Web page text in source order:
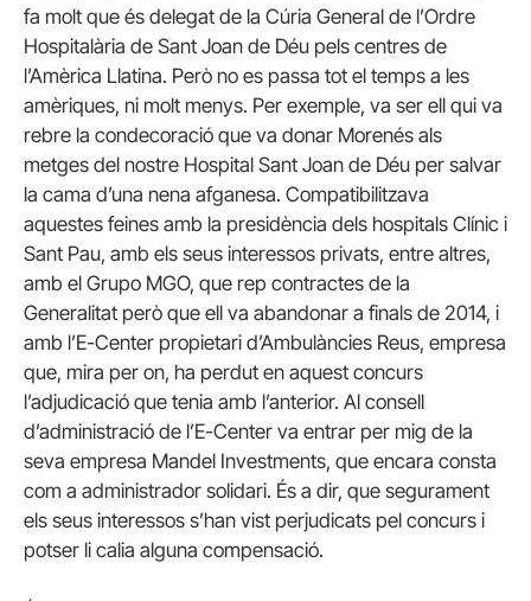
fa molt que és delegat de la Cúria General de l’Ordre
Hospitalària de Sant Joan de Déu pels centres de
l’Amèrica Llatina. Però no es passa tot el temps a les
amèriques, ni molt menys. Per exemple, va ser ell qui va
rebre la condecoració que va donar Morenés als
metges del nostre Hospital Sant Joan de Déu per salvar
la cama d’una nena afganesa. Compatibilitzava
aquestes feines amb la presidència dels hospitals Clínic i
Sant Pau, amb els seus interessos privats, entre altres,
amb el Grupo MGO, que rep contractes de la
Generalitat però que ell va abandonar a finals de 2014, i
amb l’E-Center propietari d’Ambulàncies Reus, empresa
que, mira per on, ha perdut en aquest concurs
l’adjudicació que tenia amb l’anterior. Al consell
d’administració de l’E-Center va entrar per mig de la
seva empresa Mandel Investments, que encara consta
com a administrador solidari. És a dir, que segurament
els seus interessos s’han vist perjudicats pel concurs i
potser li calia alguna compensació.